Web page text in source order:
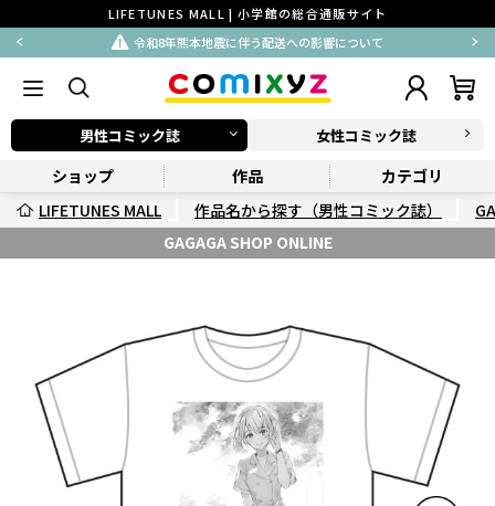
LIFETUNES MALL | 小学館の総合通販サイト
令和8年熊本地震に伴う配送への影響について
男性コミック誌 女性コミック誌
ショップ 作品
カテゴリ
LIFETUNES MALL
作品名から探す（男性コミック誌）
GAGAGA SHOP ONLINE